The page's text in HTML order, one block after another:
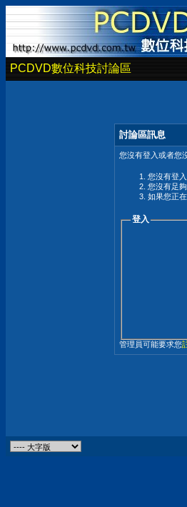
PCDVD數位科技討論區
討論區訊息
您沒有登入或者您
您沒有登
您沒有足
如果您正
登入
管理員可能要求您